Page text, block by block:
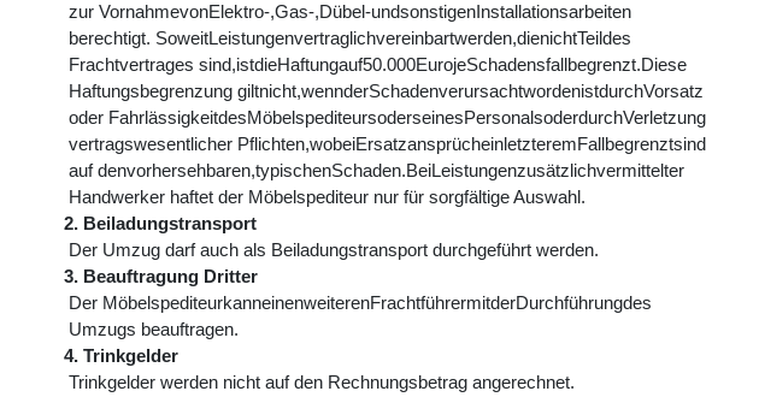
zur VornahmevonElektro-,Gas-,Dübel-undsonstigenInstallationsarbeiten
berechtigt. SoweitLeistungenvertraglichvereinbartwerden,dienichtTeildes
Frachtvertrages sind,istdieHaftungauf50.000EurojeSchadensfallbegrenzt.Diese
Haftungsbegrenzung giltnicht,wennderSchadenverursachtwordenistdurchVorsatz
oder FahrlässigkeitdesMöbelspediteursoderseinesPersonalsoderdurchVerletzung
vertragswesentlicher Pflichten,wobeiErsatzansprücheinletzteremFallbegrenztsind
auf denvorhersehbaren,typischenSchaden.BeiLeistungenzusätzlichvermittelter
Handwerker haftet der Möbelspediteur nur für sorgfältige Auswahl.
2. Beiladungstransport
Der Umzug darf auch als Beiladungstransport durchgeführt werden.
3. Beauftragung Dritter
Der MöbelspediteurkanneinenweiterenFrachtführermitderDurchführungdes
Umzugs beauftragen.
4. Trinkgelder
Trinkgelder werden nicht auf den Rechnungsbetrag angerechnet.